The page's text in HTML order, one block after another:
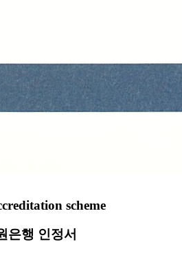
scheme
은행 인정서